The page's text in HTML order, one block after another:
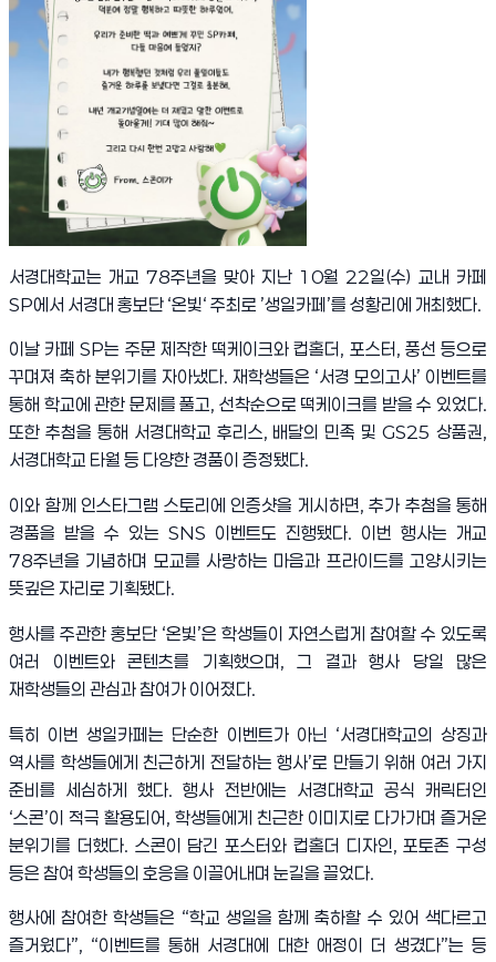
서경대학교는 개교 78주년을 맞아 지난 10월 22일(수) 교내 카페
SP에서 서경대 홍보단 ‘온빛‘ 주최로 ’생일카페 ’를 성황리에 개최했다.
이날 카페SP는 주문 제작한 떡케이크와 컵홀더 , 포스터 , 풍선 등으로
꾸며져 축하 분위기를 자아냈다. 재학생들은 ‘서경 모의고사’ 이벤트를
통해 학교에 관한 문제를 풀고, 선착순으로 떡케이크를 받을 수 있었다.
또한 추첨을 통해 서경대학교 후리스, 배달의 민족 및GS25상품권,
서경대학교 타월 등 다양한 경품이 증정됐다.
이와 함께 인스타그램 스토리에 인증샷을 게시하면, 추가 추첨을 통해
경품을 받을 수 있는 SNS 이벤트도 진행됐다. 이번 행사는 개교
78주년을 기념하며 모교를 사랑하는 마음과 프라이드를 고양시키는
뜻깊은 자리로 기획됐다.
행사를 주관한 홍보단 ‘온빛’은 학생들이 자연스럽게 참여할 수 있도록
여러 이벤트와 콘텐츠를 기획했으며 , 그 결과 행사 당일 많은
재학생들의 관심과 참여가 이어졌다.
특히 이번 생일카페는 단순한 이벤트가 아닌 ‘서경대학교의 상징과
역사를 학생들에게 친근하게 전달하는 행사’로 만들기 위해 여러 가지
준비를 세심하게 했다.행사 전반에는 서경대학교 공식 캐릭터인
‘스콘’이 적극 활용되어 , 학생들에게 친근한 이미지로 다가가며 즐거운
분위기를 더했다. 스콘이 담긴 포스터와 컵홀더 디자인,포토존 구성
등은 참여 학생들의 호응을 이끌어내며 눈길을 끌었다.
행사에 참여한 학생들은 “학교 생일을 함께 축하할 수 있어 색다르고
즐거웠다”, “이벤트를 통해 서경대에 대한 애정이 더 생겼다”는 등